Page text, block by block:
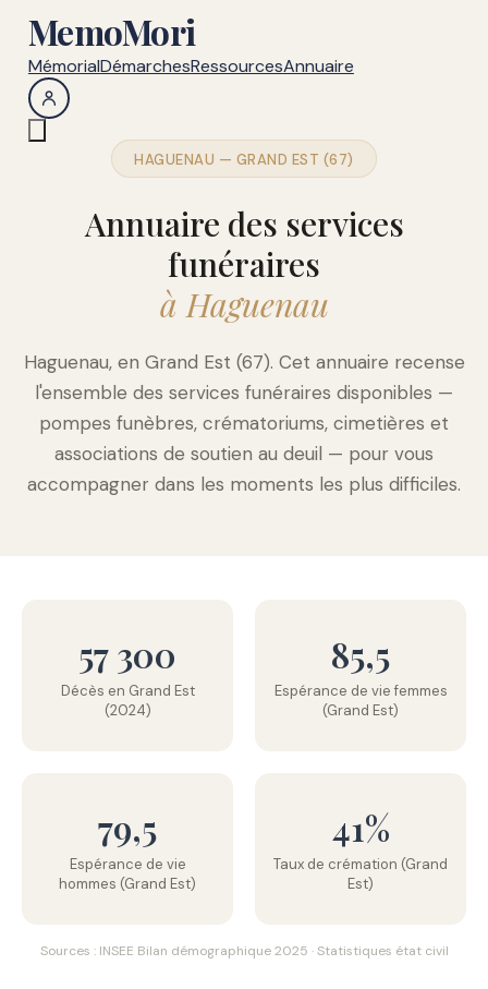
MemoMori
MémorialDémarchesRessourcesAnnuaire
HAGUENAU — GRAND EST (67)
Annuaire des services
funéraires
à Haguenau
Haguenau, en Grand Est (67). Cet annuaire recense
l'ensemble des services funéraires disponibles —
pompes funèbres, crématoriums, cimetières et
associations de soutien au deuil — pour vous
accompagner dans les moments les plus difficiles.
57 300
Décès en Grand Est
(2024)
85,5
Espérance de vie femmes
(Grand Est)
79,5
Espérance de vie
hommes (Grand Est)
41%
Taux de crémation (Grand
Est)
Sources : INSEE Bilan démographique 2025 · Statistiques état civil